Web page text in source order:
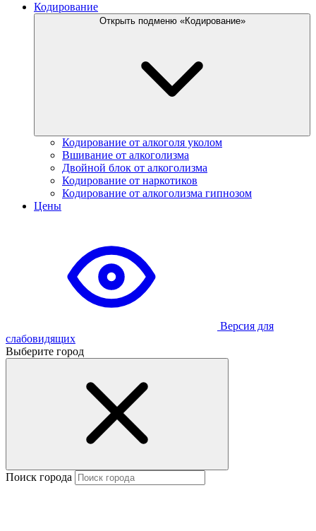
Кодирование
Открыть подменю «Кодирование»
Кодирование от алкоголя уколом
Вшивание от алкоголизма
Двойной блок от алкоголизма
Кодирование от наркотиков
Кодирование от алкоголизма гипнозом
Цены
Версия для
слабовидящих
Выберите город
Поиск города